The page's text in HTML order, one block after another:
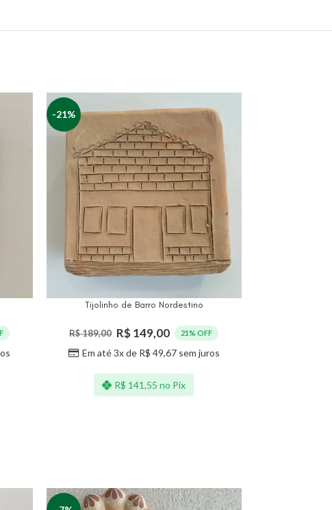
-21%
Tijolinho de Barro Nordestino
R$189,00 R$149,00 21% OFF
Em até 3x de R$ 49,67sem juros
R$ 141,55 no Pix